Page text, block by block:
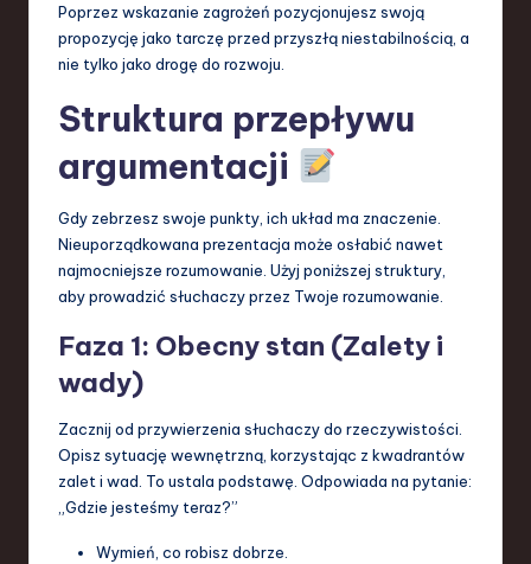
Poprzez wskazanie zagrożeń pozycjonujesz swoją
propozycję jako tarczę przed przyszłą niestabilnością, a
nie tylko jako drogę do rozwoju.
Struktura przepływu
argumentacji
Gdy zebrzesz swoje punkty, ich układ ma znaczenie.
Nieuporządkowana prezentacja może osłabić nawet
najmocniejsze rozumowanie. Użyj poniższej struktury,
aby prowadzić słuchaczy przez Twoje rozumowanie.
Faza 1: Obecny stan (Zalety i
wady)
Zacznij od przywierzenia słuchaczy do rzeczywistości.
Opisz sytuację wewnętrzną, korzystając z kwadrantów
zalet i wad. To ustala podstawę. Odpowiada na pytanie:
„Gdzie jesteśmy teraz?”
Wymień, co robisz dobrze.